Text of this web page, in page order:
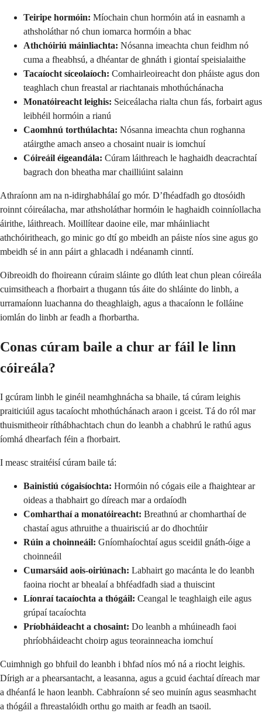
Teiripe hormóin: Míochain chun hormóin atá in easnamh a
athsholáthar nó chun iomarca hormóin a bhac
Athchóiriú máinliachta: Nósanna imeachta chun feidhm nó
cuma a fheabhsú, a dhéantar de ghnáth i giontaí speisialaithe
Tacaíocht síceolaíoch: Comhairleoireacht don pháiste agus don
teaghlach chun freastal ar riachtanais mhothúchánacha
Monatóireacht leighis: Seiceálacha rialta chun fás, forbairt agus
leibhéil hormóin a rianú
Caomhnú torthúlachta: Nósanna imeachta chun roghanna
atáirgthe amach anseo a chosaint nuair is iomchuí
Cóireáil éigeandála: Cúram láithreach le haghaidh deacrachtaí
bagrach don bheatha mar chailliúint salainn
Athraíonn am na n-idirghabhálaí go mór. D’fhéadfadh go dtosóidh
roinnt cóireálacha, mar athsholáthar hormóin le haghaidh coinníollacha
áirithe, láithreach. Moillítear daoine eile, mar mháinliacht
athchóiritheach, go minic go dtí go mbeidh an páiste níos sine agus go
mbeidh sé in ann páirt a ghlacadh i ndéanamh cinntí.
Oibreoidh do fhoireann cúraim sláinte go dlúth leat chun plean cóireála
cuimsitheach a fhorbairt a thugann tús áite do shláinte do linbh, a
urramaíonn luachanna do theaghlaigh, agus a thacaíonn le folláine
iomlán do linbh ar feadh a fhorbartha.
Conas cúram baile a chur ar fáil le linn
cóireála?
I gcúram linbh le ginéil neamhghnácha sa bhaile, tá cúram leighis
praiticiúil agus tacaíocht mhothúchánach araon i gceist. Tá do ról mar
thuismitheoir ríthábhachtach chun do leanbh a chabhrú le rathú agus
íomhá dhearfach féin a fhorbairt.
I measc straitéisí cúram baile tá:
Bainistiú cógaisíochta: Hormóin nó cógais eile a fhaightear ar
oideas a thabhairt go díreach mar a ordaíodh
Comharthaí a monatóireacht: Breathnú ar chomharthaí de
chastaí agus athruithe a thuairisciú ar do dhochtúir
Rúin a choinneáil: Gníomhaíochtaí agus sceidil gnáth-óige a
choinneáil
Cumarsáid aois-oiriúnach: Labhairt go macánta le do leanbh
faoina riocht ar bhealaí a bhféadfadh siad a thuiscint
Líonraí tacaíochta a thógáil: Ceangal le teaghlaigh eile agus
grúpaí tacaíochta
Príobháideacht a chosaint: Do leanbh a mhúineadh faoi
phríobháideacht choirp agus teorainneacha iomchuí
Cuimhnigh go bhfuil do leanbh i bhfad níos mó ná a riocht leighis.
Dírigh ar a phearsantacht, a leasanna, agus a gcuid éachtaí díreach mar
a dhéanfá le haon leanbh. Cabhraíonn sé seo muinín agus seasmhacht
a thógáil a fhreastalóidh orthu go maith ar feadh an tsaoil.